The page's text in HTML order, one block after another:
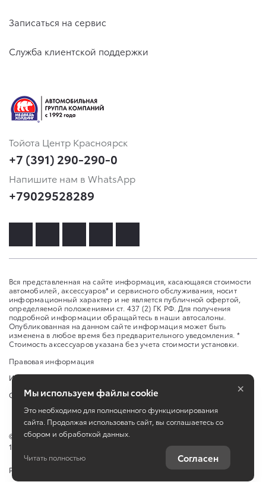
Записаться на сервис
Служба клиентской поддержки
Тойота Центр Красноярск
+7 (391) 290-290-0
Напишите нам в WhatsApp
+79029528289
Вся представленная на сайте информация, касающаяся стоимости
автомобилей, аксессуаров* и сервисного обслуживания, носит
информационный характер и не является публичной офертой,
определяемой положениями ст. 437 (2) ГК РФ. Для получения
подробной информации обращайтесь в наши автосалоны.
Опубликованная на данном сайте информация может быть
изменена в любое время без предварительного уведомления. *
Стоимость аксессуаров указана без учета стоимости установки.
Правовая информация
Изменить настройку cookies
Сбросить cookie
© 2026ООО "Медведь Премиум", ИНН 2466194034, ОГРН
1182468044945
Работает на технологиях
Мы используем файлы cookie
Это необходимо для полноценного функционирования
сайта. Продолжая использовать сайт, вы соглашаетесь со
сбором и обработкой данных.
Читать полностью Согласен
×